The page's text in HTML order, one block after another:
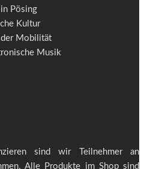
Pösing
Kultur
der Mobilität
Musik
sind wir Teilnehmer an
Alle Produkte im Shop sind